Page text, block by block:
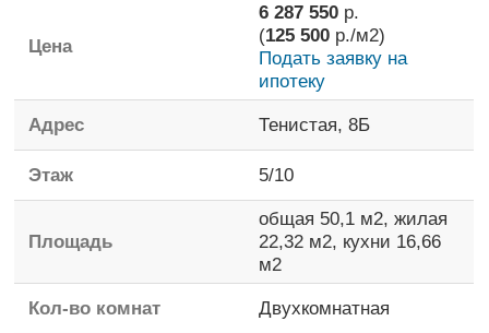
Цена
6 287 550 р.
(125 500 р./м2)
Подать заявку на
ипотеку
Адрес
Тенистая, 8Б
Этаж 5/10
Площадь
общая 50,1 м2,жилая
22,32 м2, кухни 16,66
м2
Кол-во комнат
Двухкомнатная